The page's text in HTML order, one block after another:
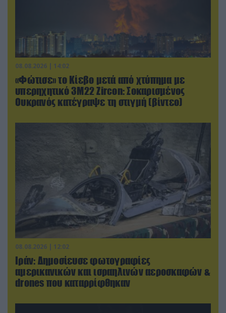
08.08.2026 | 14:02
«Φώτισε» το Κίεβο μετά από χτύπημα με
υπερηχητικό 3M22 Zircon: Σοκαρισμένος
Ουκρανός κατέγραψε τη στιγμή (βίντεο)
08.08.2026 | 12:02
Ιράν: Δημοσίευσε φωτογραφίες
αμερικανικών και ισραηλινών αεροσκαφών &
drones που καταρρίφθηκαν